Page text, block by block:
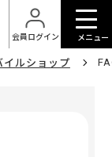
会員ログイン メニュー
イルショップ